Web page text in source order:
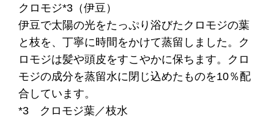
クロモジ*3（伊豆）
伊豆で太陽の光をたっぷり浴びたクロモジの葉
と枝を、丁寧に時間をかけて蒸留しました。ク
ロモジは髪や頭皮をすこやかに保ちます。クロ
モジの成分を蒸留水に閉じ込めたものを10％配
合しています。
*3 クロモジ葉／枝水